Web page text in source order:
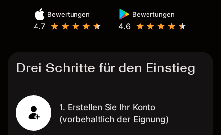
Bewertungen
4.7
Bewertungen
4.6
Drei Schritte für den Einstieg
1. Erstellen Sie Ihr Konto
(vorbehaltlich der Eignung)